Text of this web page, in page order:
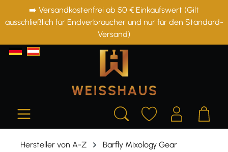
springen
➡️ Versandkostenfrei ab 50 € Einkaufswert (Gilt
ausschließlich für Endverbraucher und nur für den Standard-
Versand)
Hersteller von A-Z Barfly Mixology Gear